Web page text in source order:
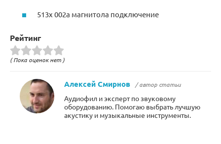
513x 002a магнитола подключение
Рейтинг
( Пока оценок нет )
Алексей Смирнов / автор статьи
Аудиофил и эксперт по звуковому
оборудованию. Помогаю выбрать лучшую
акустику и музыкальные инструменты.